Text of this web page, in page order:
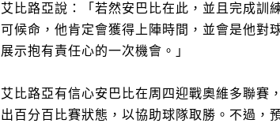
艾比路亞說：「若然安巴比在此，並且完成訓
可候命，他肯定會獲得上陣時間，並會是他對
展示抱有責任心的一次機會。」
艾比路亞有信心安巴比在周四迎戰奧維多聯賽
出百分百比賽狀態，以協助球隊取勝。不過，